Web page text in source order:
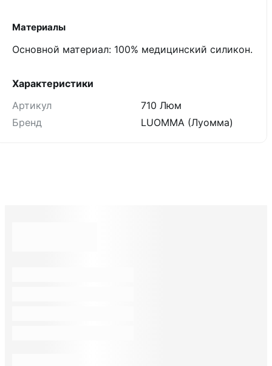
Материалы
Основной материал: 100% медицинский силикон.
Характеристики
Артикул
710 Люм
Бренд
LUOMMA (Луомма)